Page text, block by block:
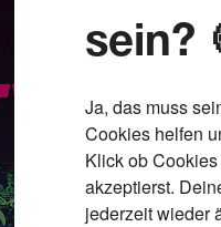
sein?
Ja, das muss
Cookies helfen
Klick ob
akzeptierst.
jederzeit wieder